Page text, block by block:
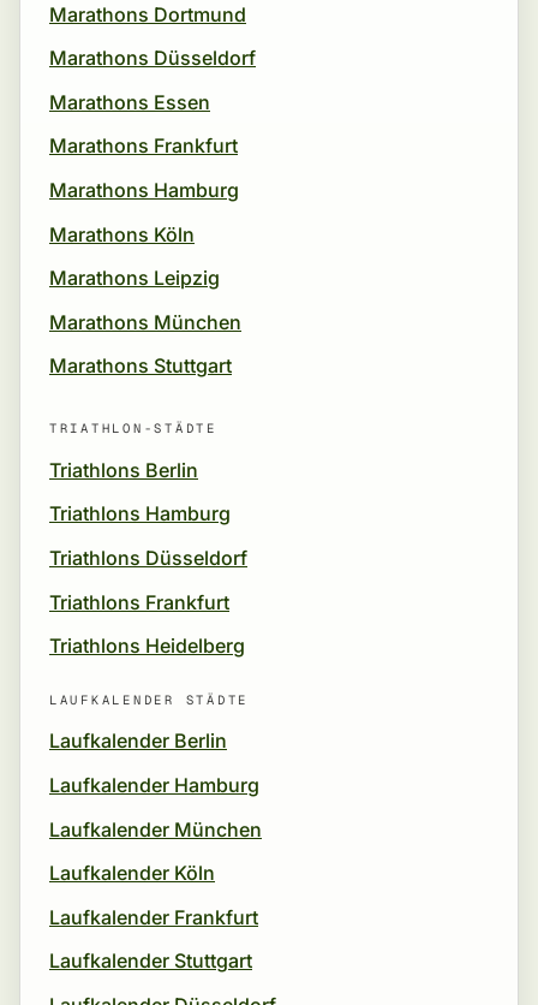
Marathons Dortmund
Marathons Düsseldorf
Marathons Essen
Marathons Frankfurt
Marathons Hamburg
Marathons Köln
Marathons Leipzig
Marathons München
Marathons Stuttgart
TRIATHLON-STÄDTE
Triathlons Berlin
Triathlons Hamburg
Triathlons Düsseldorf
Triathlons Frankfurt
Triathlons Heidelberg
LAUFKALENDER STÄDTE
Laufkalender Berlin
Laufkalender Hamburg
Laufkalender München
Laufkalender Köln
Laufkalender Frankfurt
Laufkalender Stuttgart